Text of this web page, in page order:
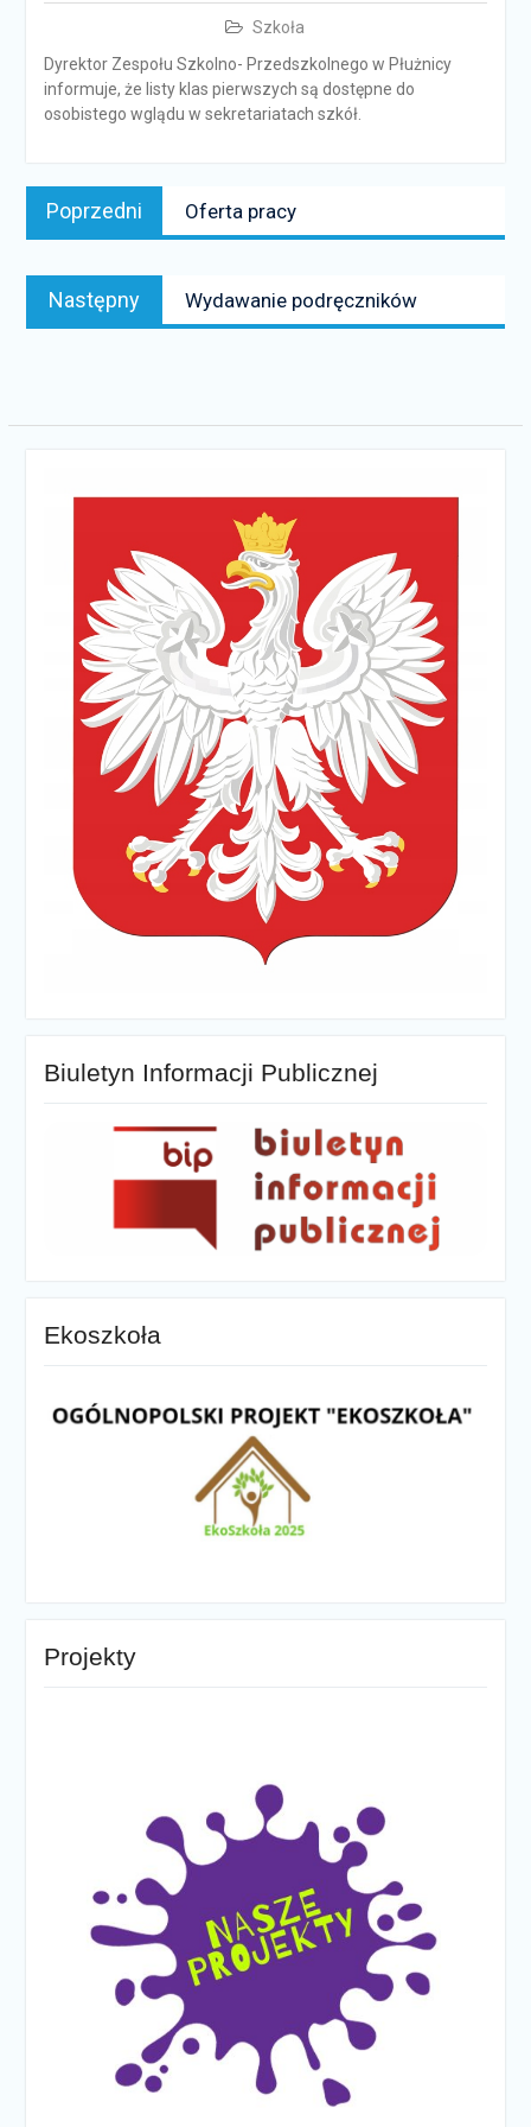
Szkoła
Dyrektor Zespołu Szkolno- Przedszkolnego w Płużnicy
informuje, że listy klas pierwszych są dostępne do
osobistego wglądu w sekretariatach szkół.
Nawigacja
wpisu
Poprzedni
Poprzedni
news:
Oferta pracy
Następny
news:
Wydawanie podręczników
Biuletyn Informacji Publicznej
Ekoszkoła
Projekty